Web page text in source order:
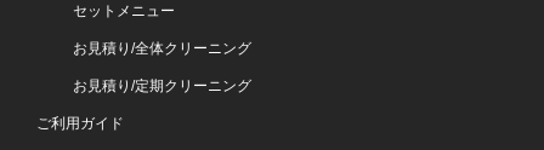
セットメニュー
お見積り/全体クリーニング
お見積り/定期クリーニング
ご利用ガイド